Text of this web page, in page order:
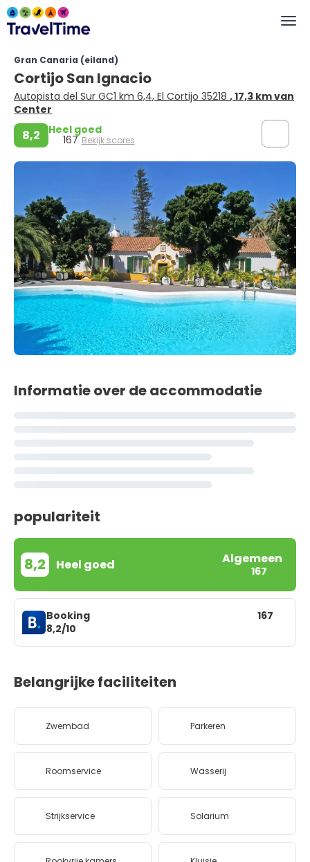
Gran Canaria (eiland)
Cortijo San Ignacio
Autopista del Sur GC1 km 6,4, El Cortijo 35218 , 17,3 km van
Center
8,2 Heel goed
167 Bekijk scores
Informatie over de accommodatie
populariteit
8,2 Heel goed Algemeen
167
Booking
8,2/10
167
Belangrijke faciliteiten
Zwembad Parkeren
Roomservice Wasserij
Strijkservice Solarium